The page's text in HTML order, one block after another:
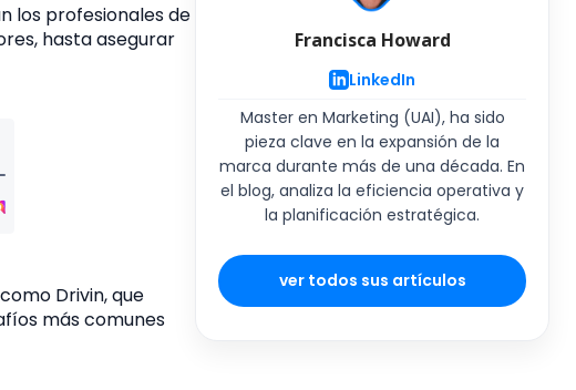
los profesionales de
hasta asegurar
Drivin, que
más comunes
Francisca Howard
LinkedIn
Master en Marketing (UAI), ha sido
pieza clave en la expansión de la
marca durante más de una década. En
el blog, analiza la eficiencia operativa y
la planificación estratégica.
ver todos sus artículos